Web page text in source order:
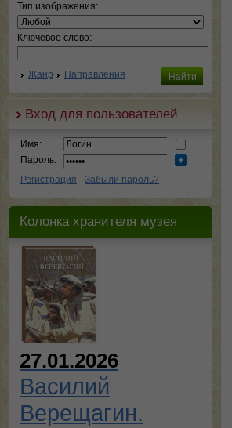
Тип изображения:
Ключевое слово:
Жанр Направления
Вход для пользователей
Имя:
Пароль:
Регистрация
Забыли пароль?
Колонка хранителя музея
27.01.2026
Василий
Верещагин.